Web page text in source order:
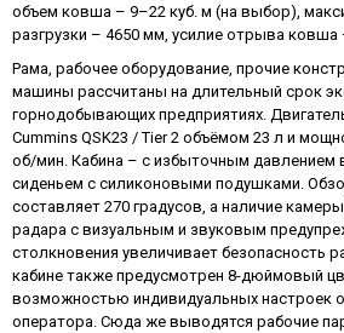
объем ковша – 9–22 куб. м (на выбор),
разгрузки – 4650 мм, усилие отрыва ковша
Рама, рабочее оборудование, прочие
машины рассчитаны на длительный срок
горнодобывающих предприятиях.
Cummins QSK23 / Tier 2 объёмом 23 л и
об/мин. Кабина – с избыточным давлением
сиденьем с силиконовыми подушками.
составляет 270 градусов, а наличие
радара с визуальным и звуковым
столкновения увеличивает безопасность
кабине также предусмотрен 8-дюймовый
возможностью индивидуальных настроек
оператора. Сюда же выводятся рабочие